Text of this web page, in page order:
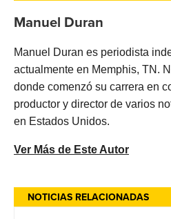
NOTICIAS RELACIONADAS
Manuel Duran
Manuel Duran es periodista
actualmente en Memphis, TN.
donde comenzó su carrera en
productor y director de varios
en Estados Unidos.
Ver Más de Este Autor